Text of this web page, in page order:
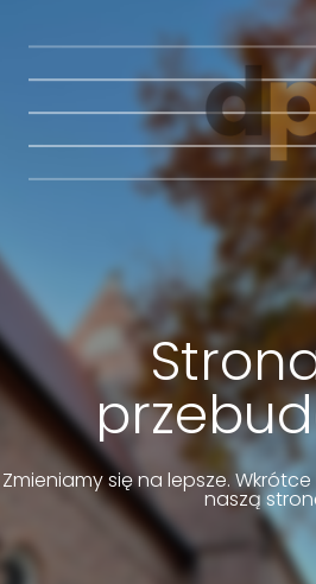
Zmieniamy się na lepsze.
naszą